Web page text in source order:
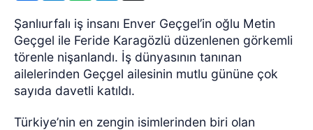
Şanlıurfalı iş insanı Enver Geçgel’in oğlu Metin
Geçgel ile Feride Karagözlü düzenlenen görkemli
törenle nişanlandı. İş dünyasının tanınan
ailelerinden Geçgel ailesinin mutlu gününe çok
sayıda davetli katıldı.
Türkiye’nin en zengin isimlerinden biri olan